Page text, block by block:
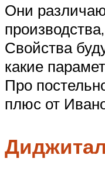
Они
Свойства
какие
Про
плюс от
Диджитал